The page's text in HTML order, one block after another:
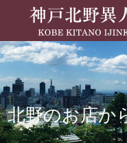
北野のお店か